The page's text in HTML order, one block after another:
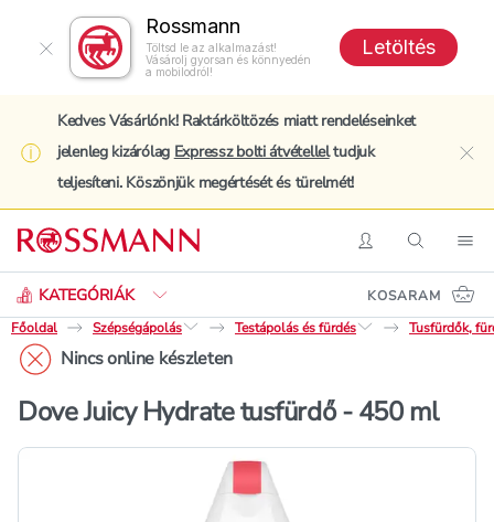
Rossmann
Töltsd le az alkalmazást!
Vásárolj gyorsan és könnyedén
a mobilodról!
Letöltés
Kedves Vásárlónk! Raktárköltözés miatt rendeléseinket
jelenleg kizárólag Expressz bolti átvételleltudjuk
teljesíteni. Köszönjük megértését és türelmét!
BelépésKeresés
KATEGÓRIÁK
Keresés
KOSARAM
Főoldal
Szépségápolás Testápolás és fürdés Tusfürdők,
Nincs online készleten
Dove Juicy Hydrate tusfürdő - 450 ml